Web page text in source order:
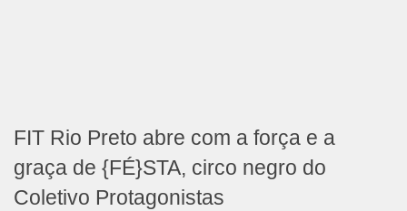
FIT Rio Preto abre com a força e a
graça de {FÉ}STA, circo negro do
Coletivo Protagonistas